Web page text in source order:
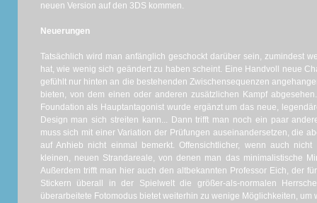
neuen Version auf den 3DS kommen.
Neuerungen
Tatsächlich wird man anfänglich geschockt darüber sein, zumindest
hat, wie wenig sich geändert zu haben scheint. Eine Handvoll neue
gefühlt nur hinten an die bestehenden Zwischensequenzen
bieten, von dem einen oder anderen zusätzlichen Kampf
Foundation als Hauptantagonist wurde ergänzt um das neue,
Design man sich streiten kann... Dann trifft man noch ein paar
muss sich mit einer Variation der Prüfungen auseinandersetzen, die
auf Anhieb nicht einmal bemerkt. Offensichtlicher, wenn auch
kleinen, neuen Strandareale, von denen man das minimalistische
Außerdem trifft man hier auch den altbekannten Professor Eich, der
Stickern überall in der Spielwelt die größer-als-normalen
überarbeitete Fotomodus bietet weiterhin zu wenige Möglichkeiten, um